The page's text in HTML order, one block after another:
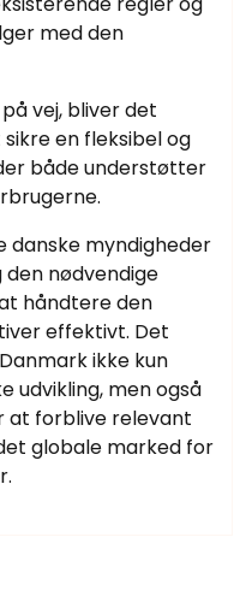
med den
vej, bliver det
en fleksibel og
både understøtter
danske myndigheder
nødvendige
håndtere den
effektivt. Det
ikke kun
udvikling, men også
at forblive relevant
globale marked for